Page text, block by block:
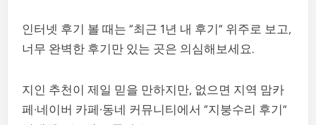
인터넷 후기 볼 때는 “최근 1년 내 후기” 위주로 보고,
너무 완벽한 후기만 있는 곳은 의심해보세요.
지인 추천이 제일 믿을 만하지만, 없으면 지역 맘카
페·네이버 카페·동네 커뮤니티에서 “지붕수리 후기”